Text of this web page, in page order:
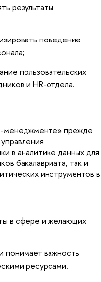
результаты
поведение
пользовательских
и HR-отдела.
менеджменте» прежде
в аналитике данных для
бакалавриата, так и
инструментов в
в сфере и желающих
понимает важность
ресурсами.